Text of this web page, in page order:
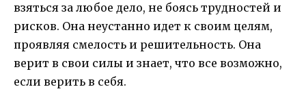
взяться за любое дело, не боясь трудностей и
рисков. Она неустанно идет к своим целям,
проявляя смелость и решительность. Она
верит в свои силы и знает, что все возможно,
если верить в себя.